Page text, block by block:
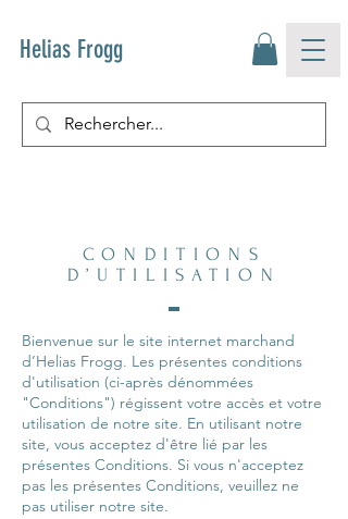
Helias Frogg
CONDITIONS
D’UTILISATION
Bienvenue sur le site internet marchand
d’Helias Frogg. Les présentes conditions
d'utilisation (ci-après dénommées
"Conditions") régissent votre accès et votre
utilisation de notre site. En utilisant notre
site, vous acceptez d'être lié par les
présentes Conditions. Si vous n'acceptez
pas les présentes Conditions, veuillez ne
pas utiliser notre site.